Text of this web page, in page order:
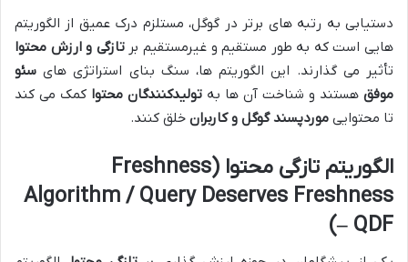
دستیابی به رتبه های برتر در گوگل، مستلزم درک عمیق از الگوریتم
هایی است که به طور مستقیم و غیرمستقیم برتازگی و ارزش محتوا
تأثیر می گذارند. این الگوریتم ها، سنگ بنای استراتژی های سئو
موفق هستند و شناخت آن ها به تولیدکنندگان محتوا کمک می کند
تا محتوایی موردپسند گوگل و کاربران خلق کنند.
الگوریتم تازگی محتوا (Freshness
Algorithm / Query Deserves Freshness
– QDF)